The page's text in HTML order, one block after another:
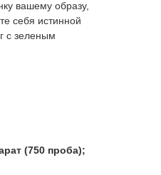
вашему образу,
себя истинной
с зеленым
(750 проба);